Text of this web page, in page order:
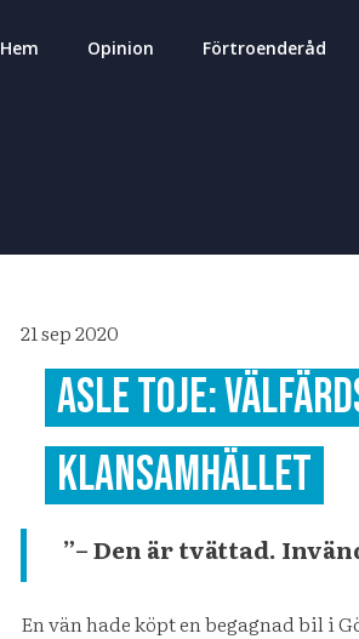
Hem Opinion Förtroenderåd
21 sep 2020
ASLE TOJE:
klansamhället
”– Den är tvättad.
En vän hade köpt en begagnad bil i